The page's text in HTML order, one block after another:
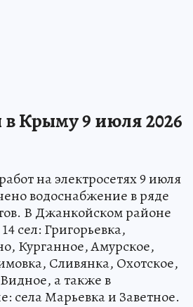
Крыму 9 июля 2026
на электросетях 9 июля
водоснабжение в ряде
В Джанкойском районе
сел: Григорьевка,
Курганное, Амурское,
Сливянка, Охотское,
а также в
села Марьевка и Заветное.